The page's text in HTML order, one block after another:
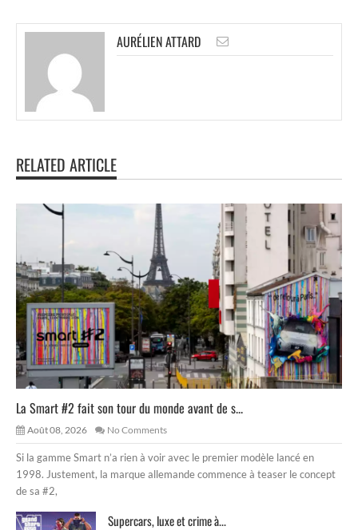
AURÉLIEN ATTARD
RELATED ARTICLE
La Smart #2 fait son tour du monde avant de s...
Août 08, 2026 No Comments
Si la gamme Smart n’a rien à voir avec le premier modèle lancé en
1998. Justement, la marque allemande commence à teaser le concept
de sa #2,
Supercars, luxe et crime à...